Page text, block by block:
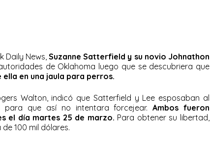
Daily News,Suzanne Satterfield y su novio Johnathon
de Oklahoma luego que se descubriera que
en una jaula para perros.
Walton, indicó que Satterfield y Lee esposaban al
para que así no intentara forcejear.Ambos fueron
el día martes 25 de marzo. Para obtener su libertad,
100 mil dólares.